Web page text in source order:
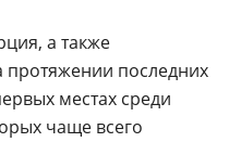
а также
протяжении последних
местах среди
чаще всего